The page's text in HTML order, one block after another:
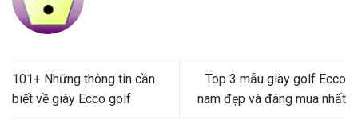
101+ Những thông tin cần
biết về giày Ecco golf
Top 3 mẫu giày golf Ecco
nam đẹp và đáng mua nhất